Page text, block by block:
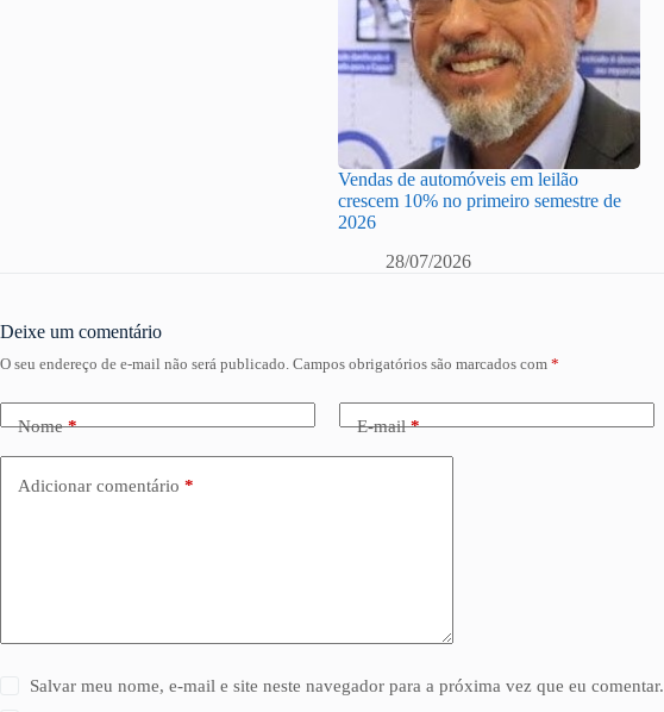
Vendas de automóveis em leilão
crescem 10% no primeiro semestre de
2026
28/07/2026
Deixe um comentário
O seu endereço de e-mail não será publicado. Campos obrigatórios são marcados com *
Nome* E-mail*
Adicionar comentário *
Salvar meu nome, e-mail e site neste navegador para a próxima vez que eu comentar.